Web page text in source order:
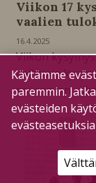
Viikon 17
vaalien
16.4.2025
Viikon
vaihtuva
seuraavan
Käytämme
paremmin.
evästeiden